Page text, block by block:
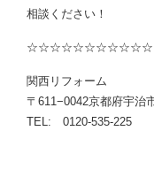
相談ください！
関西リフォーム
〒611−0042京都府宇治
TEL: 0120-535-225